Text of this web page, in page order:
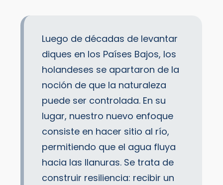
Luego de décadas de levantar
diques en los Países Bajos, los
holandeses se apartaron de la
noción de que la naturaleza
puede ser controlada. En su
lugar, nuestro nuevo enfoque
consiste en hacer sitio al río,
permitiendo que el agua fluya
hacia las llanuras. Se trata de
construir resiliencia: recibir un